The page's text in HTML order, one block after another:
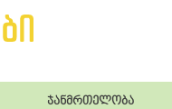
ჯანმრთელობა